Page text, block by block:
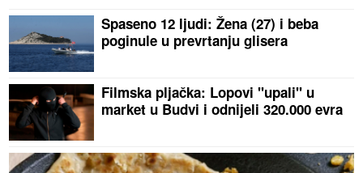
Spaseno 12 ljudi: Žena (27) i beba
poginule u prevrtanju glisera
Filmska pljačka: Lopovi "upali" u
market u Budvi i odnijeli 320.000 evra